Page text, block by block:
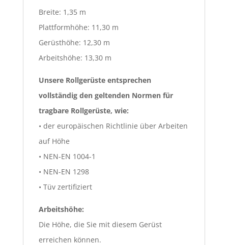
Breite: 1,35 m
Plattformhöhe: 11,30 m
Gerüsthöhe: 12,30 m
Arbeitshöhe: 13,30 m
Unsere Rollgerüste entsprechen
vollständig den geltenden Normen für
tragbare Rollgerüste, wie:
• der europäischen Richtlinie über Arbeiten
auf Höhe
• NEN-EN 1004-1
• NEN-EN 1298
• Tüv zertifiziert
Arbeitshöhe:
Die Höhe, die Sie mit diesem Gerüst
erreichen können.